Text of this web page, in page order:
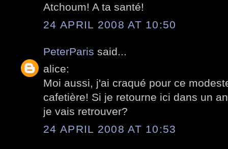
Atchoum! A ta santé!
24 APRIL 2008 AT 10:50
PeterParis said...
alice:
Moi aussi, j'ai craqué pour ce
cafetière! Si je retourne ici dans un
je vais retrouver?
24 APRIL 2008 AT 10:53